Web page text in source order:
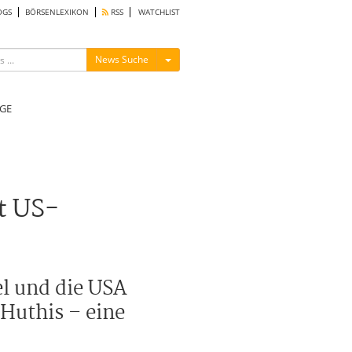
BÖRSENLEXIKON RSS WATCHLIST
News Suche Menü ein-/ausblenden
US-
und die USA
– eine